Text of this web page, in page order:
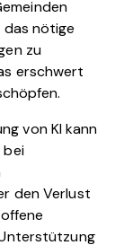
das nötige
zu
erschwert
von KI kann
bei
den Verlust